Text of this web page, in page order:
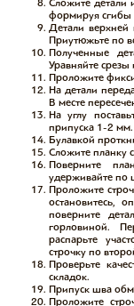
формируя сгибы
Детали верхней
Приутюжьте по
Полученные
Уравняйте срезы
Проложите
На детали
В месте
На углу
припуска 1-2 мм.
Булавкой
Сложите планку
Поверните
удерживайте по
Проложите
остановитесь,
поверните
горловиной.
распарьте
строчку по
Проверьте
складок.
Припуск шва
Проложите